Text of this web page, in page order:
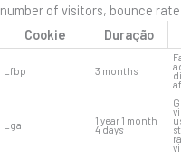
number of visitors, bounce
Cookie
Duração
_fbp 3 months
_ga 1 year 1 month
4 days